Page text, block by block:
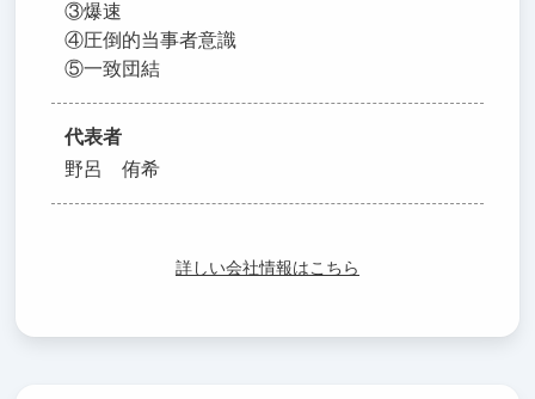
③爆速
④圧倒的当事者意識
⑤一致団結
代表者
野呂 侑希
詳しい会社情報はこちら